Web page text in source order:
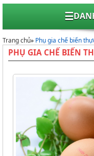
☰
Trang chủ» Phụ gia chế biến
PHỤ GIA CHẾ BIẾN